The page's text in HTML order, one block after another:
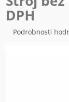
DPH
Průměrné
Podrobnosti